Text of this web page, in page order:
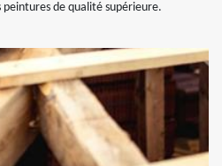
de qualité supérieure.